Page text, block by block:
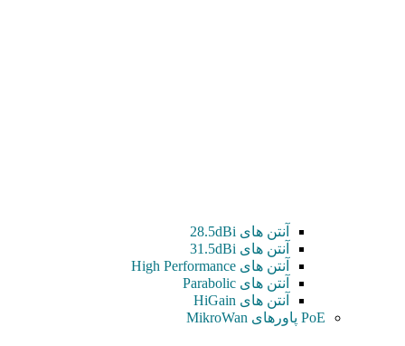
آنتن های 28.5dBi
آنتن های 31.5dBi
آنتن های High Performance
آنتن های Parabolic
آنتن های HiGain
PoE پاورهای MikroWan